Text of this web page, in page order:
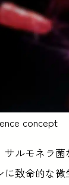
concept
ルモネラ
致命的な